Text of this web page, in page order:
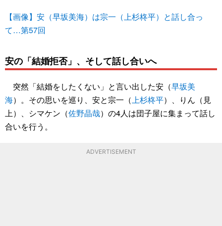
【画像】安（早坂美海）は宗一（上杉柊平）と話し合っ
て…第57回
安の「結婚拒否」、そして話し合いへ
突然「結婚をしたくない」と言い出した安（早坂美
海）。その思いを巡り、安と宗一（上杉柊平）、りん（見
上）、シマケン（佐野晶哉）の4人は団子屋に集まって話し
合いを行う。
ADVERTISEMENT